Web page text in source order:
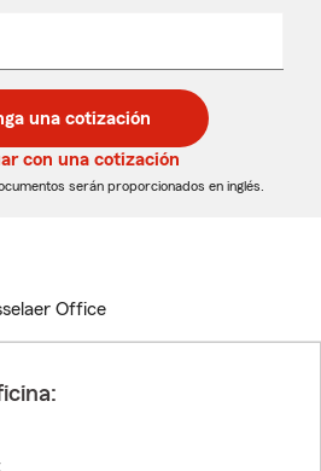
una cotización
con una cotización
serán proporcionados en inglés.
Office